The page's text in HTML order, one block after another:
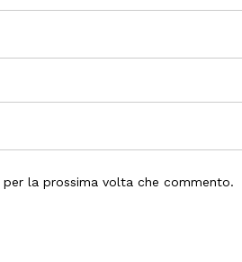
la prossima volta che commento.